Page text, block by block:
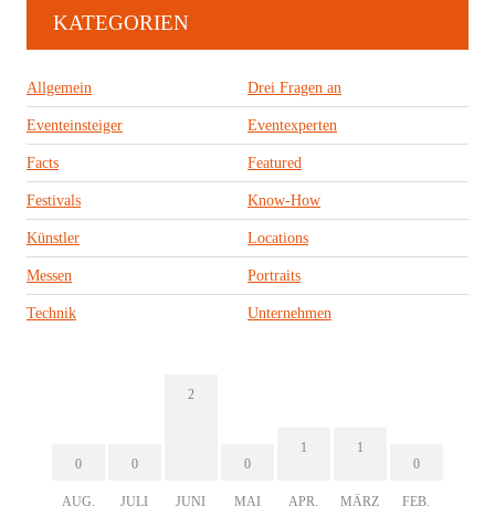
KATEGORIEN
Allgemein Drei Fragen an
Eventeinsteiger Eventexperten
Facts Featured
Festivals Know-How
Künstler Locations
Messen Portraits
Technik Unternehmen
0
AUG.
0
JULI
2
JUNI
0
MAI
1
APR.
1
MÄRZ
0
FEB.